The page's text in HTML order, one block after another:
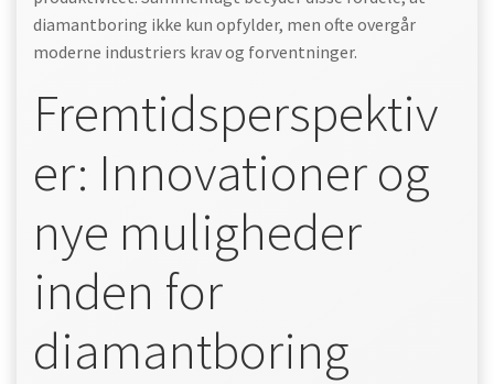
diamantboring ikke kun opfylder, men ofte overgår
moderne industriers krav og forventninger.
Fremtidsperspektiv
er: Innovationer og
nye muligheder
inden for
diamantboring